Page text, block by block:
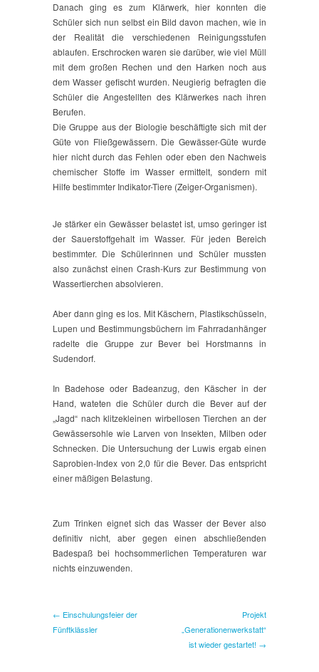
Danach ging es zum Klärwerk, hier konnten die
Schüler sich nun selbst ein Bild davon machen, wie in
der Realität die verschiedenen Reinigungsstufen
ablaufen. Erschrocken waren sie darüber, wie viel Müll
mit dem großen Rechen und den Harken noch aus
dem Wasser gefischt wurden. Neugierig befragten die
Schüler die Angestellten des Klärwerkes nach ihren
Berufen.
Die Gruppe aus der Biologie beschäftigte sich mit der
Güte von Fließgewässern. Die Gewässer-Güte wurde
hier nicht durch das Fehlen oder eben den Nachweis
chemischer Stoffe im Wasser ermittelt, sondern mit
Hilfe bestimmter Indikator-Tiere (Zeiger-Organismen).
Je stärker ein Gewässer belastet ist, umso geringer ist
der Sauerstoffgehalt im Wasser. Für jeden Bereich
bestimmter. Die Schülerinnen und Schüler mussten
also zunächst einen Crash-Kurs zur Bestimmung von
Wassertierchen absolvieren.
Aber dann ging es los. Mit Käschern, Plastikschüsseln,
Lupen und Bestimmungsbüchern im Fahrradanhänger
radelte die Gruppe zur Bever bei Horstmanns in
Sudendorf.
In Badehose oder Badeanzug, den Käscher in der
Hand, wateten die Schüler durch die Bever auf der
„Jagd“ nach klitzekleinen wirbellosen Tierchen an der
Gewässersohle wie Larven von Insekten, Milben oder
Schnecken. Die Untersuchung der Luwis ergab einen
Saprobien-Index von 2,0 für die Bever. Das entspricht
einer mäßigen Belastung.
Zum Trinken eignet sich das Wasser der Bever also
definitiv nicht, aber gegen einen abschließenden
Badespaß bei hochsommerlichen Temperaturen war
nichts einzuwenden.
← Einschulungsfeier der
Fünftklässler
Projekt
„Generationenwerkstatt“
ist wieder gestartet! →